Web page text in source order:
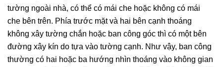
tường ngoài nhà, có thể có mái che hoặc không có mái
che bên trên. Phía trước mặt và hai bên cạnh thoáng
không xây tường chắn hoặc ban công góc thì có một bên
đường xây kín do tựa vào tường cạnh. Như vậy, ban công
thường có hai hoặc ba hướng nhìn thoáng vào không gian